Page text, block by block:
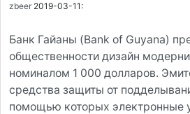
zbeer 2019-03-11:
Банк Гайаны (Bank of Guyana)
общественности дизайн
номиналом 1 000 долларов.
средства защиты от
помощью которых электронные